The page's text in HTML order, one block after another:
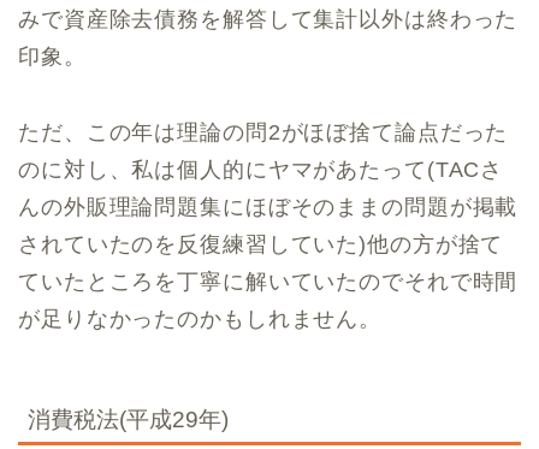
みで資産除去債務を解答して集計以外は終わった
印象。
ただ、この年は理論の問2がほぼ捨て論点だった
のに対し、私は個人的にヤマがあたって(TACさ
んの外販理論問題集にほぼそのままの問題が掲載
されていたのを反復練習していた)他の方が捨て
ていたところを丁寧に解いていたのでそれで時間
が足りなかったのかもしれません。
消費税法(平成29年)